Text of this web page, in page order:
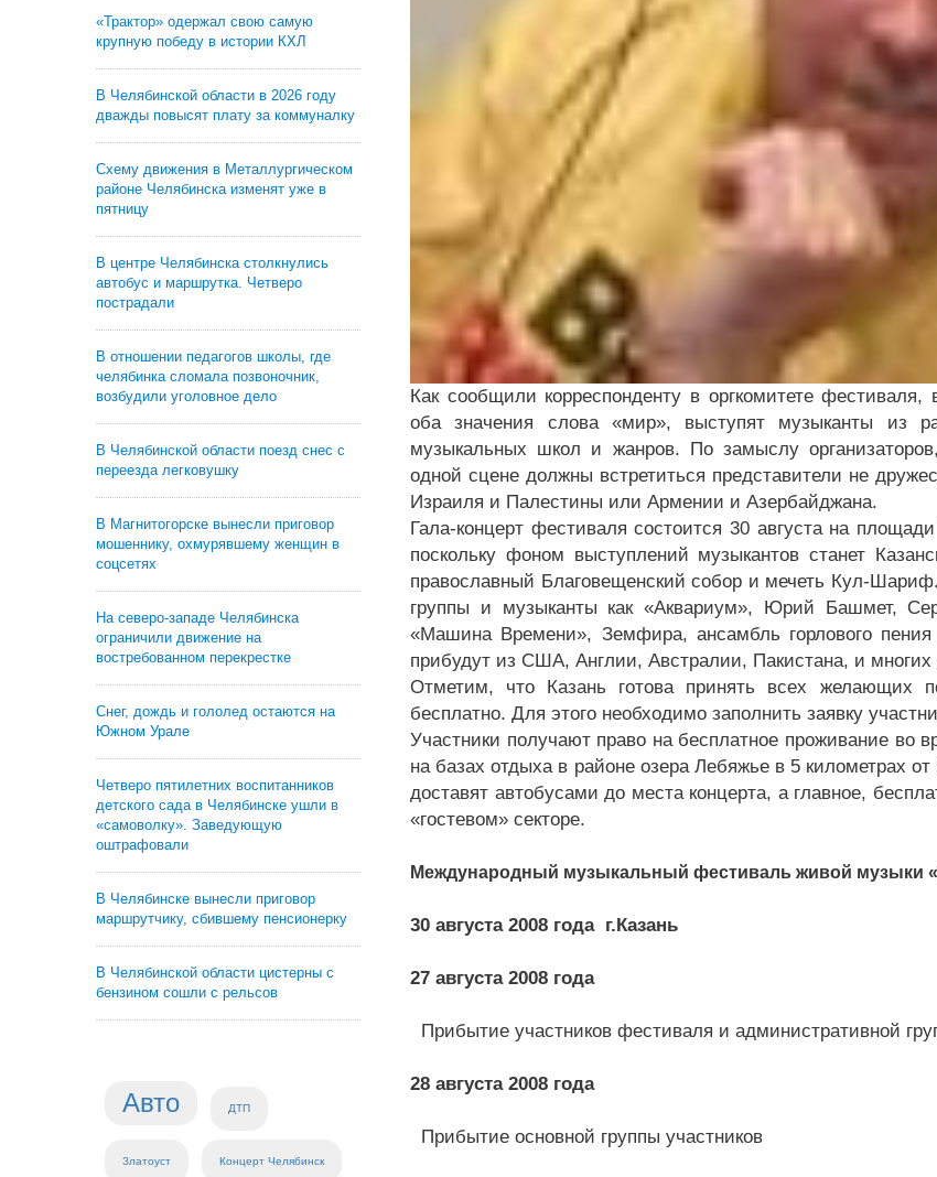
«Трактор» одержал свою самую
крупную победу в истории КХЛ
В Челябинской области в 2026 году
дважды повысят плату за коммуналку
Схему движения в Металлургическом
районе Челябинска изменят уже в
пятницу
В центре Челябинска столкнулись
автобус и маршрутка. Четверо
пострадали
В отношении педагогов школы, где
челябинка сломала позвоночник,
возбудили уголовное дело
В Челябинской области поезд снес с
переезда легковушку
В Магнитогорске вынесли приговор
мошеннику, охмурявшему женщин в
соцсетях
На северо-западе Челябинска
ограничили движение на
востребованном перекрестке
Снег, дождь и гололед остаются на
Южном Урале
Четверо пятилетних воспитанников
детского сада в Челябинске ушли в
«самоволку». Заведующую
оштрафовали
В Челябинске вынесли приговор
маршрутчику, сбившему пенсионерку
В Челябинской области цистерны с
бензином сошли с рельсов
Авто ДТП
Златоуст Концерт Челябинск
Как сообщили корреспонденту в оргкомитете
оба значения слова «мир», выступят музыканты из
музыкальных школ и жанров. По замыслу
одной сцене должны встретиться представители не
Израиля и Палестины или Армении и Азербайджана.
Гала-концерт фестиваля состоится 30 августа на
поскольку фоном выступлений музыкантов станет
православный Благовещенский собор и мечеть Кул-
группы и музыканты как «Аквариум», Юрий Башмет,
«Машина Времени», Земфира, ансамбль горлового
прибудут из США, Англии, Австралии, Пакистана, и многих
Отметим, что Казань готова принять всех желающих
бесплатно. Для этого необходимо заполнить заявку
Участники получают право на бесплатное проживание во
на базах отдыха в районе озера Лебяжье в 5 километрах
доставят автобусами до места концерта, а главное,
«гостевом» секторе.
Международный музыкальный фестиваль живой музыки
30 августа 2008 года г.Казань
27 августа 2008 года
Прибытие участников фестиваля и административной
28 августа 2008 года
Прибытие основной группы участников